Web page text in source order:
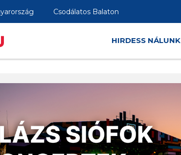
Csodálatos Balaton
HIRDESS NÁLUNK